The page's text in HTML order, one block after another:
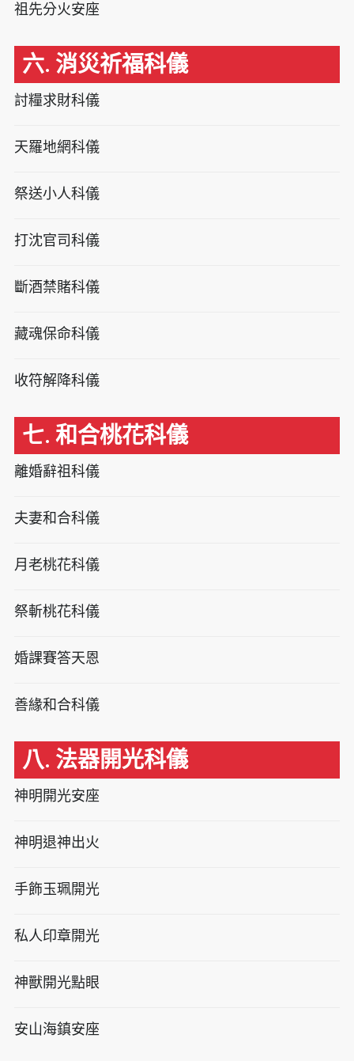
祖先分火安座
六. 消災祈福科儀
討糧求財科儀
天羅地網科儀
祭送小人科儀
打沈官司科儀
斷酒禁賭科儀
藏魂保命科儀
收符解降科儀
七. 和合桃花科儀
離婚辭祖科儀
夫妻和合科儀
月老桃花科儀
祭斬桃花科儀
婚課賽答天恩
善緣和合科儀
八. 法器開光科儀
神明開光安座
神明退神出火
手飾玉珮開光
私人印章開光
神獸開光點眼
安山海鎮安座